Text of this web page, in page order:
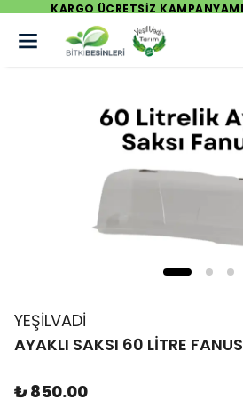
DEVAM EDİYOR
YEŞİLVADİ
AYAKLI SAKSI 60 LİTRE FANUS
₺ 850.00